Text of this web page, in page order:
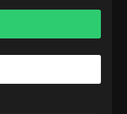
آگهی و مشترکین: ۰۹۱۹۹۹۹۰۴۵۴